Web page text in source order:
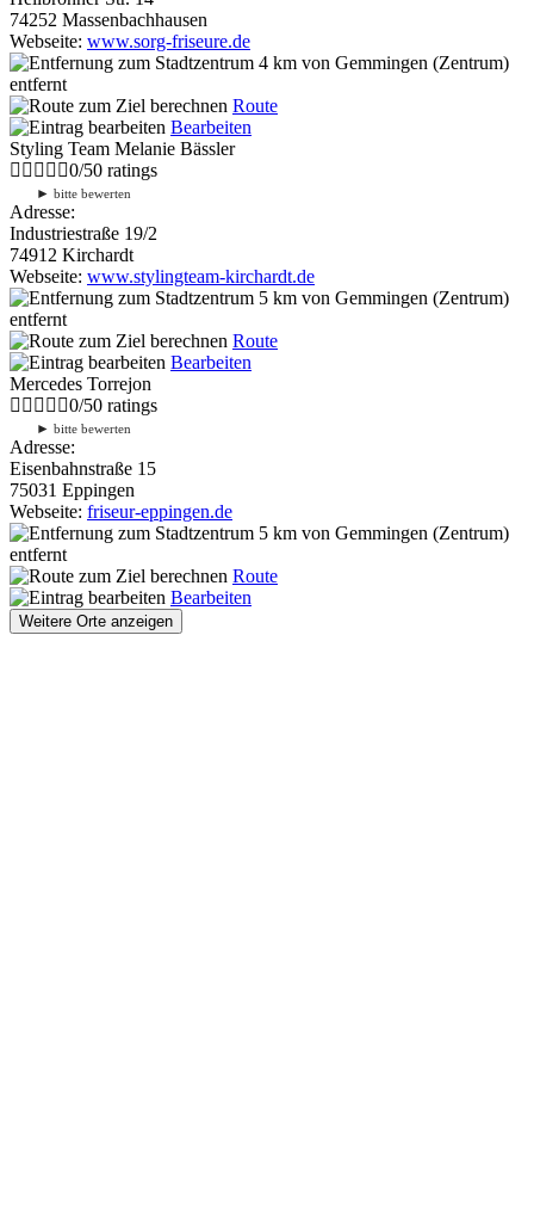
74252 Massenbachhausen
Webseite: www.sorg-friseure.de
4 km von Gemmingen (Zentrum)
entfernt
Route
Bearbeiten
Styling Team Melanie Bässler
0/50 ratings
► bitte bewerten
Adresse:
Industriestraße 19/2
74912 Kirchardt
Webseite: www.stylingteam-kirchardt.de
5 km von Gemmingen (Zentrum)
entfernt
Route
Bearbeiten
Mercedes Torrejon
0/50 ratings
► bitte bewerten
Adresse:
Eisenbahnstraße 15
75031 Eppingen
Webseite: friseur-eppingen.de
5 km von Gemmingen (Zentrum)
entfernt
Route
Bearbeiten
Weitere Orte anzeigen